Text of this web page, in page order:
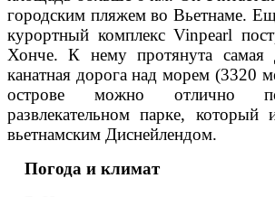
городским пляжем во Вьетнаме.
курортный комплекс Vinpearl
Хонче. К нему протянута самая
канатная дорога над морем (3320
острове можно отлично
развлекательном парке, который
вьетнамским Диснейлендом.
Погода и климат